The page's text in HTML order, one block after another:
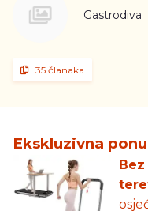
Gastrodiva
35 članaka
Ekskluzivna